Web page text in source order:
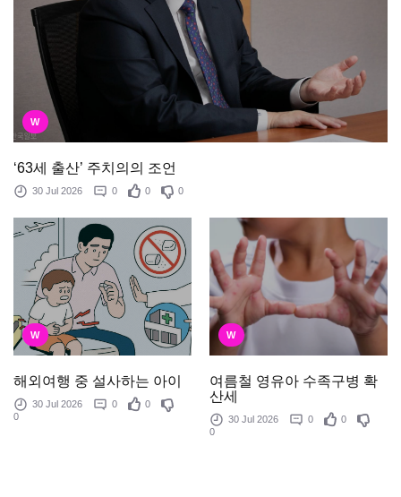
W
‘63세 출산’ 주치의의 조언
30 Jul 2026 0 0 0
W
해외여행 중 설사하는 아이
30 Jul 2026 0
0
0
W
여름철 영유아 수족구병 확
산세
30 Jul 2026 0
0
0